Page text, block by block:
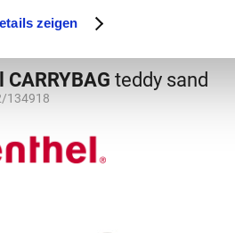
zeigen
teddy sand
134918